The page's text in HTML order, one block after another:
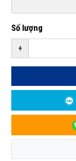
Số lượng
+